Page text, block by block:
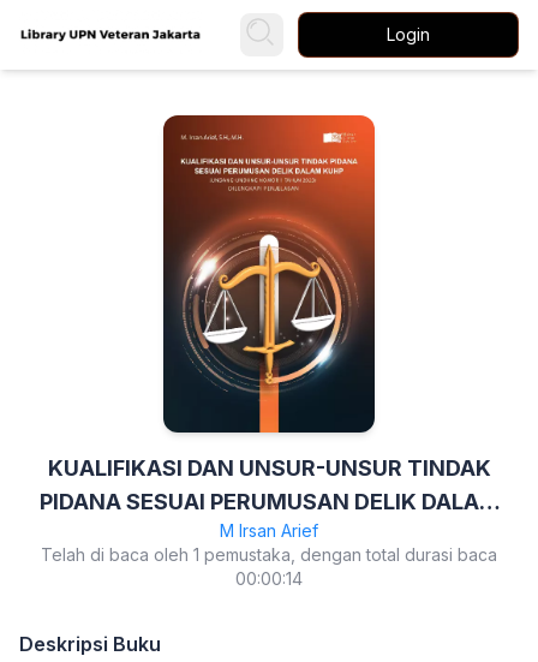
Login
KUALIFIKASI DAN UNSUR-UNSUR TINDAK
PIDANA SESUAI PERUMUSAN DELIK DALAM
KUHP (UNDANG-UNDANG NOMOR 1 TAHUN
2023) DILENGKAPI PENJELASAN
M Irsan Arief
Telah di baca oleh 1 pemustaka, dengan total durasi baca
00:00:14
Deskripsi Buku